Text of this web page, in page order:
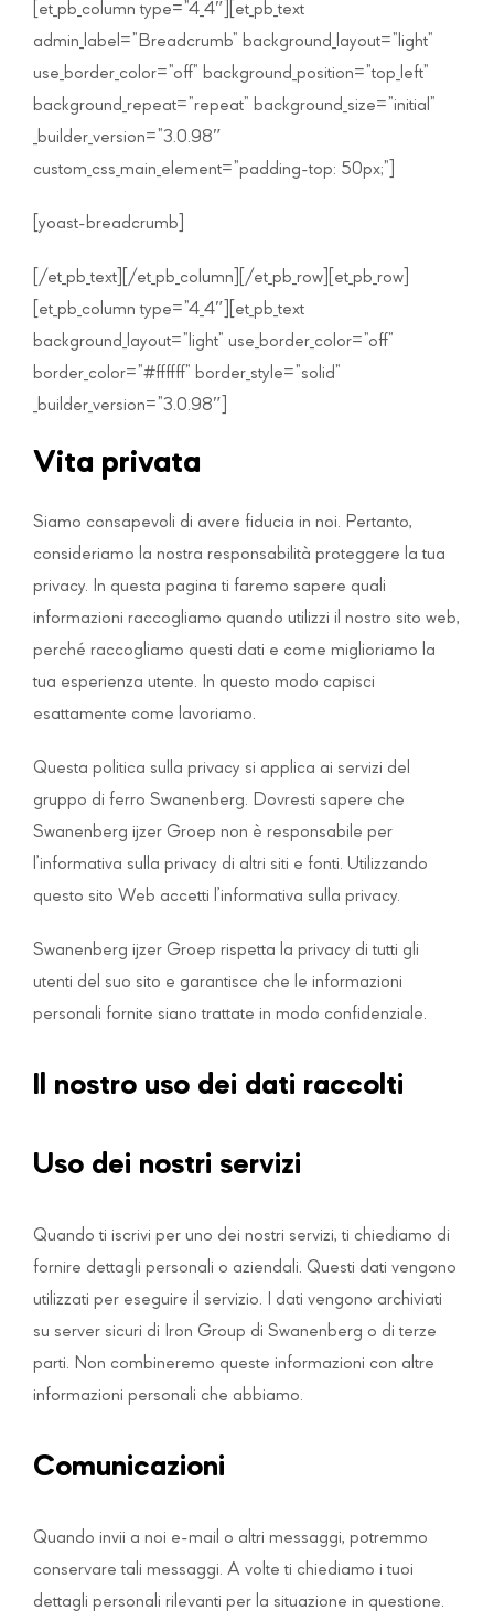
[et_pb_column type=”4_4″][et_pb_text
admin_label=”Breadcrumb” background_layout=”light”
use_border_color=”off” background_position=”top_left”
background_repeat=”repeat” background_size=”initial”
_builder_version=”3.0.98″
custom_css_main_element=”padding-top: 50px;”]
[yoast-breadcrumb]
[/et_pb_text][/et_pb_column][/et_pb_row][et_pb_row]
[et_pb_column type=”4_4″][et_pb_text
background_layout=”light” use_border_color=”off”
border_color=”#ffffff” border_style=”solid”
_builder_version=”3.0.98″]
Vita privata
Siamo consapevoli di avere fiducia in noi. Pertanto,
consideriamo la nostra responsabilità proteggere la tua
privacy. In questa pagina ti faremo sapere quali
informazioni raccogliamo quando utilizzi il nostro sito web,
perché raccogliamo questi dati e come miglioriamo la
tua esperienza utente. In questo modo capisci
esattamente come lavoriamo.
Questa politica sulla privacy si applica ai servizi del
gruppo di ferro Swanenberg. Dovresti sapere che
Swanenberg ijzer Groep non è responsabile per
l’informativa sulla privacy di altri siti e fonti. Utilizzando
questo sito Web accetti l’informativa sulla privacy.
Swanenberg ijzer Groep rispetta la privacy di tutti gli
utenti del suo sito e garantisce che le informazioni
personali fornite siano trattate in modo confidenziale.
Il nostro uso dei dati raccolti
Uso dei nostri servizi
Quando ti iscrivi per uno dei nostri servizi, ti chiediamo di
fornire dettagli personali o aziendali. Questi dati vengono
utilizzati per eseguire il servizio. I dati vengono archiviati
su server sicuri di Iron Group di Swanenberg o di terze
parti. Non combineremo queste informazioni con altre
informazioni personali che abbiamo.
Comunicazioni
Quando invii a noi e-mail o altri messaggi, potremmo
conservare tali messaggi. A volte ti chiediamo i tuoi
dettagli personali rilevanti per la situazione in questione.